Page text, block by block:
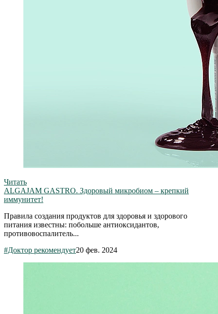
Читать
ALGAJAM GASTRO. Здоровый микробиом – крепкий
иммунитет!
Правила создания продуктов для здоровья и здорового
питания известны: побольше антиоксидантов,
противовоспалитель...
#Доктор рекомендует20 фев. 2024